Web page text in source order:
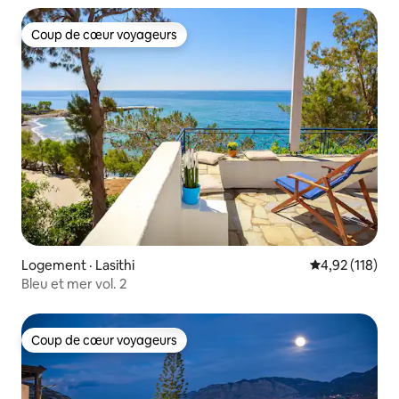
Coup de cœur voyageurs
Coup de cœur voyageurs
Logement · Lasithi Note
4,92 (118)
Bleu et mer vol. 2
Coup de cœur voyageurs
Coup de cœur voyageurs